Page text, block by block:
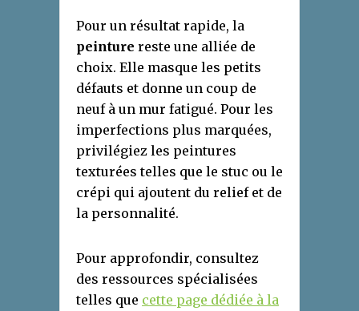
Pour un résultat rapide, la
peinture reste une alliée de
choix. Elle masque les petits
défauts et donne un coup de
neuf à un mur fatigué. Pour les
imperfections plus marquées,
privilégiez les peintures
texturées telles que le stuc ou le
crépi qui ajoutent du relief et de
la personnalité.
Pour approfondir, consultez
des ressources spécialisées
telles que cette page dédiée à la